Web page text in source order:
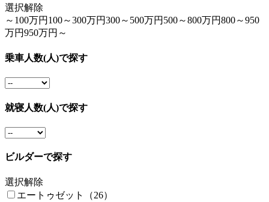
選択解除
～100万円 100～300万円300～500万円 500～800万円800～950
万円950万円～
乗車人数(人)で探す
就寝人数(人)で探す
ビルダーで探す
選択解除
エートゥゼット（26）